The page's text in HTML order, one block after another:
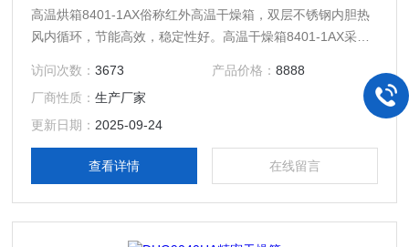
高温烘箱8401-1AX俗称红外高温干燥箱，双层不锈钢内胆热
风内循环，节能高效，稳定性好。高温干燥箱8401-1AX采用
孔位于箱体背部，4AX安全散热孔位于顶部。高温加热仓，齿
轮转动平衡风轮，数字控温，可编程控制，工作室有效空间温
度均匀性好，PID智能系统，多波段升温，恒温。
访问次数：3673 产品价格： 8888
厂商性质：生产厂家
更新日期： 2025-09-24
查看详情 在线留言